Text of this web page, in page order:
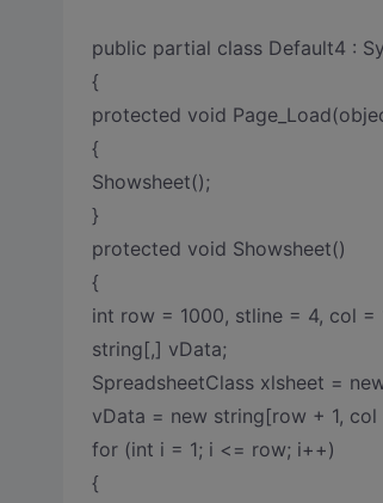
public partial class Default4 :
{
protected void
{
Showsheet();
}
protected void Showsheet()
{
int row = 1000, stline = 4, col =
string[,] vData;
SpreadsheetClass xlsheet =
vData = new string[row + 1, col
for (int i = 1; i <= row; i++)
{